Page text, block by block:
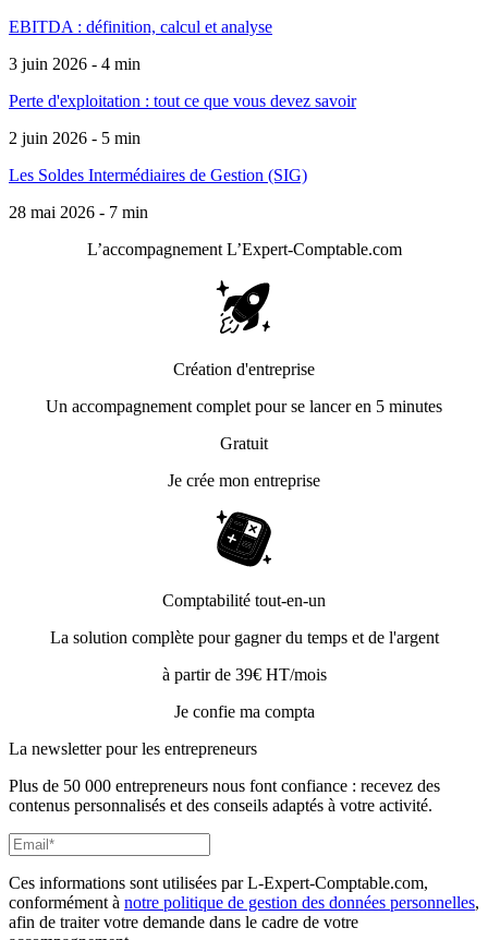
EBITDA : définition, calcul et analyse
3 juin 2026 - 4 min
Perte d'exploitation : tout ce que vous devez savoir
2 juin 2026 - 5 min
Les Soldes Intermédiaires de Gestion (SIG)
28 mai 2026 - 7 min
L’accompagnement L’Expert-Comptable.com
Création d'entreprise
Un accompagnement complet pour se lancer en 5 minutes
Gratuit
Je crée mon entreprise
Comptabilité tout-en-un
La solution complète pour gagner du temps et de l'argent
à partir de 39€ HT/mois
Je confie ma compta
La newsletter pour les entrepreneurs
Plus de 50 000 entrepreneurs nous font confiance : recevez des
contenus personnalisés et des conseils adaptés à votre activité.
Ces informations sont utilisées par L-Expert-Comptable.com,
conformément à notre politique de gestion des données personnelles,
afin de traiter votre demande dans le cadre de votre